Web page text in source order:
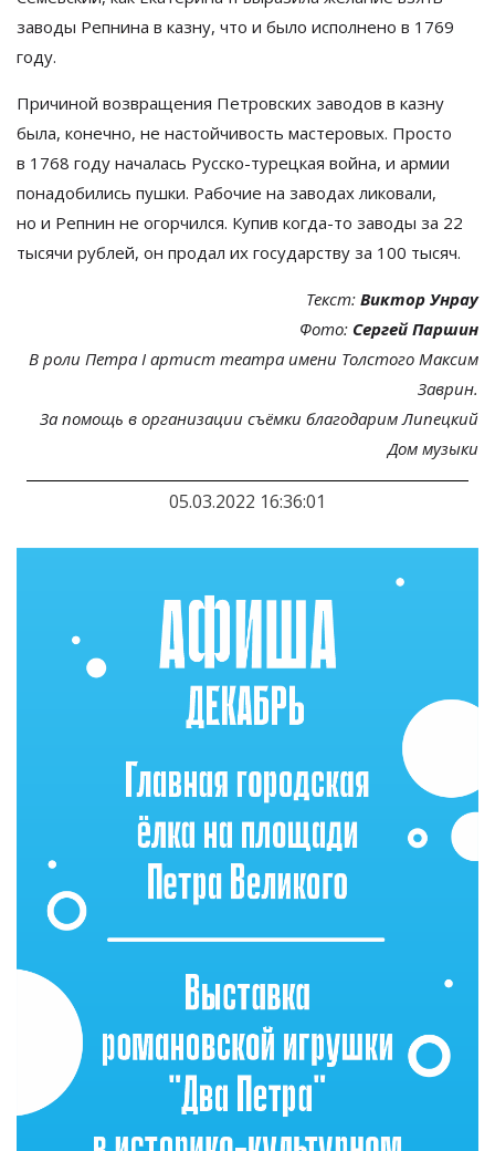
заводы Репнина в казну, что и было исполнено в 1769
году.
Причиной возвращения Петровских заводов в казну
была, конечно, не настойчивость мастеровых. Просто
в 1768 году началась Русско-турецкая война, и армии
понадобились пушки. Рабочие на заводах ликовали,
но и Репнин не огорчился. Купив когда-то заводы за 22
тысячи рублей, он продал их государству за 100 тысяч.
Текст: Виктор Унрау
Фото: Сергей Паршин
В роли Петра I артист театра имени Толстого Максим
Заврин.
За помощь в организации съёмки благодарим Липецкий
Дом музыки
05.03.2022 16:36:01